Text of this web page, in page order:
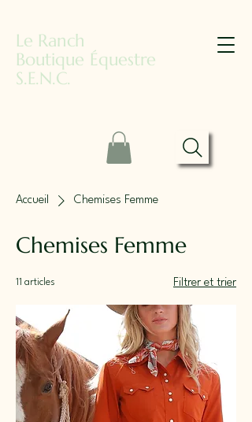
Le Ranch
Boutique Équestre
S.E.N.C.
Accueil Chemises Femme
Chemises Femme
11 articles Filtrer et trier